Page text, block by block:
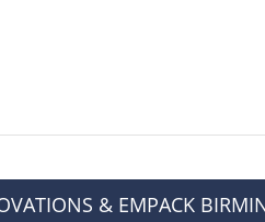
& EMPACK